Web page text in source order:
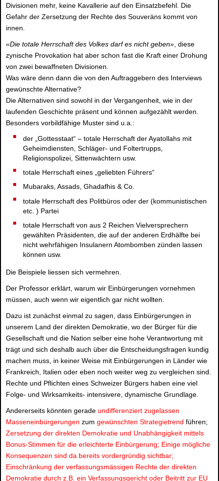
Divisionen mehr, keine Kavallerie auf den Einsatzbefehl. Die
Gefahr der Zersetzung der Rechte des Souveräns kommt von
innen.
«Die totale Herrschaft des Volkes darf es nicht geben» , diese
zynische Provokation hat aber schon fast die Kraft einer Drohung
von zwei bewaffneten Divisionen.
Was wäre denn dann die von den Auftraggebern des Interviews
gewünschte Alternative?
Die Alternativen sind sowohl in der Vergangenheit, wie in der
laufenden Geschichte präsent und können aufgezählt werden.
Besonders vorbildfähige Muster sind u.a.:
der „Gottesstaat“ – totale Herrschaft der Ayatollahs mit
Geheimdiensten, Schläger- und Foltertrupps,
Religionspolizei, Sittenwächtern usw.
totale Herrschaft eines „geliebten Führers“
Mubaraks, Assads, Ghadafhis & Co.
totale Herrschaft des Politbüros oder der (kommunistischen
etc. ) Partei
totale Herrschaft von aus 2 Reichen Vielversprechern
gewählten Präsidenten, die auf der anderen Erdhälfte bei
nicht wehrfähigen Insulanern Atombomben zünden lassen
können usw.
Die Beispiele liessen sich vermehren.
Der Professor erklärt, warum wir Einbürgerungen vornehmen
müssen, auch wenn wir eigentlich gar nicht wollten.
Dazu ist zunächst einmal zu sagen, dass Einbürgerungen in
unserem Land der direkten Demokratie, wo der Bürger für die
Gesellschaft und die Nation selber eine hohe Verantwortung mit
trägt und sich deshalb auch über die Entscheidungsfragen kundig
machen muss, in keiner Weise mit Einbürgerungen in Länder wie
Frankreich, Italien oder eben noch weiter weg zu vergleichen sind.
Rechte und Pflichten eines Schweizer Bürgers haben eine viel
Folge- und Wirksamkeits- intensivere, dynamische Grundlage.
Andererseits könnten gerade undifferenziert zugelassen
Masseneinbürgerungen zum gewünschten Strategietrend führen;
Zersetzung der direkten Demokratie und Unabhängigkeit mittels
Bonus-Stimmen für die erleichterte Einbürgerung; Einige mögliche
Konsequenzen sind da bereits vordergründig sichtbar;
Einschränkung der verfassungsmässigen Rechte der direkten
Demokratie durch z.B. ein Verfassungsgericht oder Beitritt zur EU